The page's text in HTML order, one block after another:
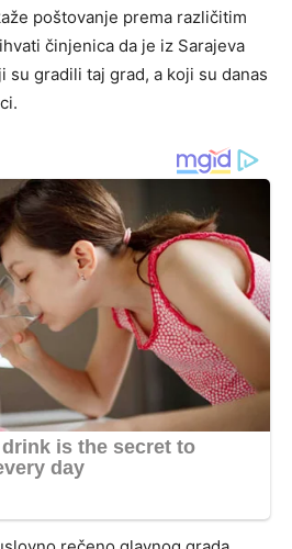
poštovanje prema različitim
činjenica da je iz Sarajeva
su gradili taj grad, a koji su danas